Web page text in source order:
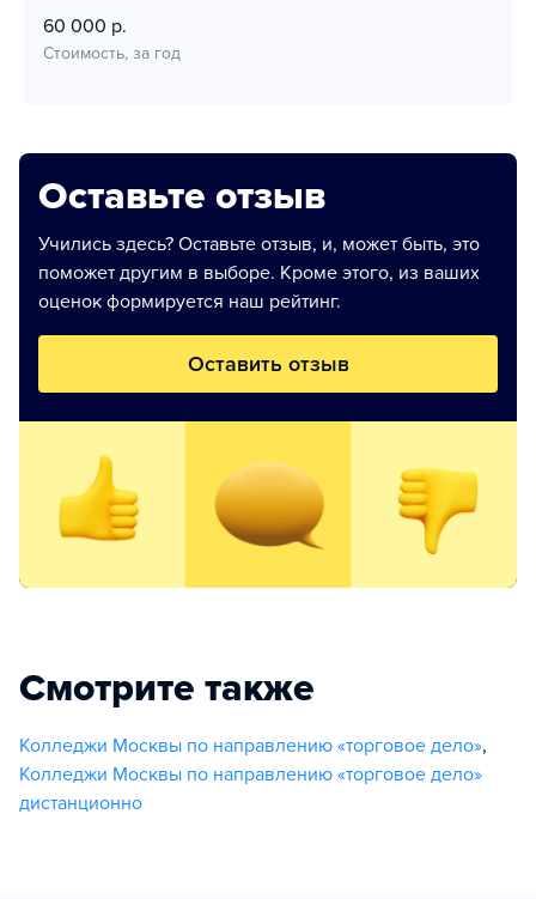
60 000 р.
Стоимость, за год
Оставьте отзыв
Учились здесь? Оставьте отзыв, и, может быть, это
поможет другим в выборе. Кроме этого, из ваших
оценок формируется наш рейтинг.
Оставить отзыв
Смотрите также
Колледжи Москвы по направлению «торговое дело»,
Колледжи Москвы по направлению «торговое дело»
дистанционно